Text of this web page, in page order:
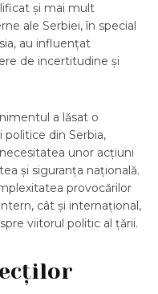
și mai mult
ale Serbiei, în special
au influențat
de incertitudine și
a lăsat o
din Serbia,
unor acțiuni
și siguranța națională.
provocărilor
cât și internațional,
viitorul politic al țării.